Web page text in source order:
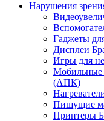
Нарушения
Гаджеты
Дисплеи
Игры для
Мобильные
(АПК)
Пишущие
Принтеры